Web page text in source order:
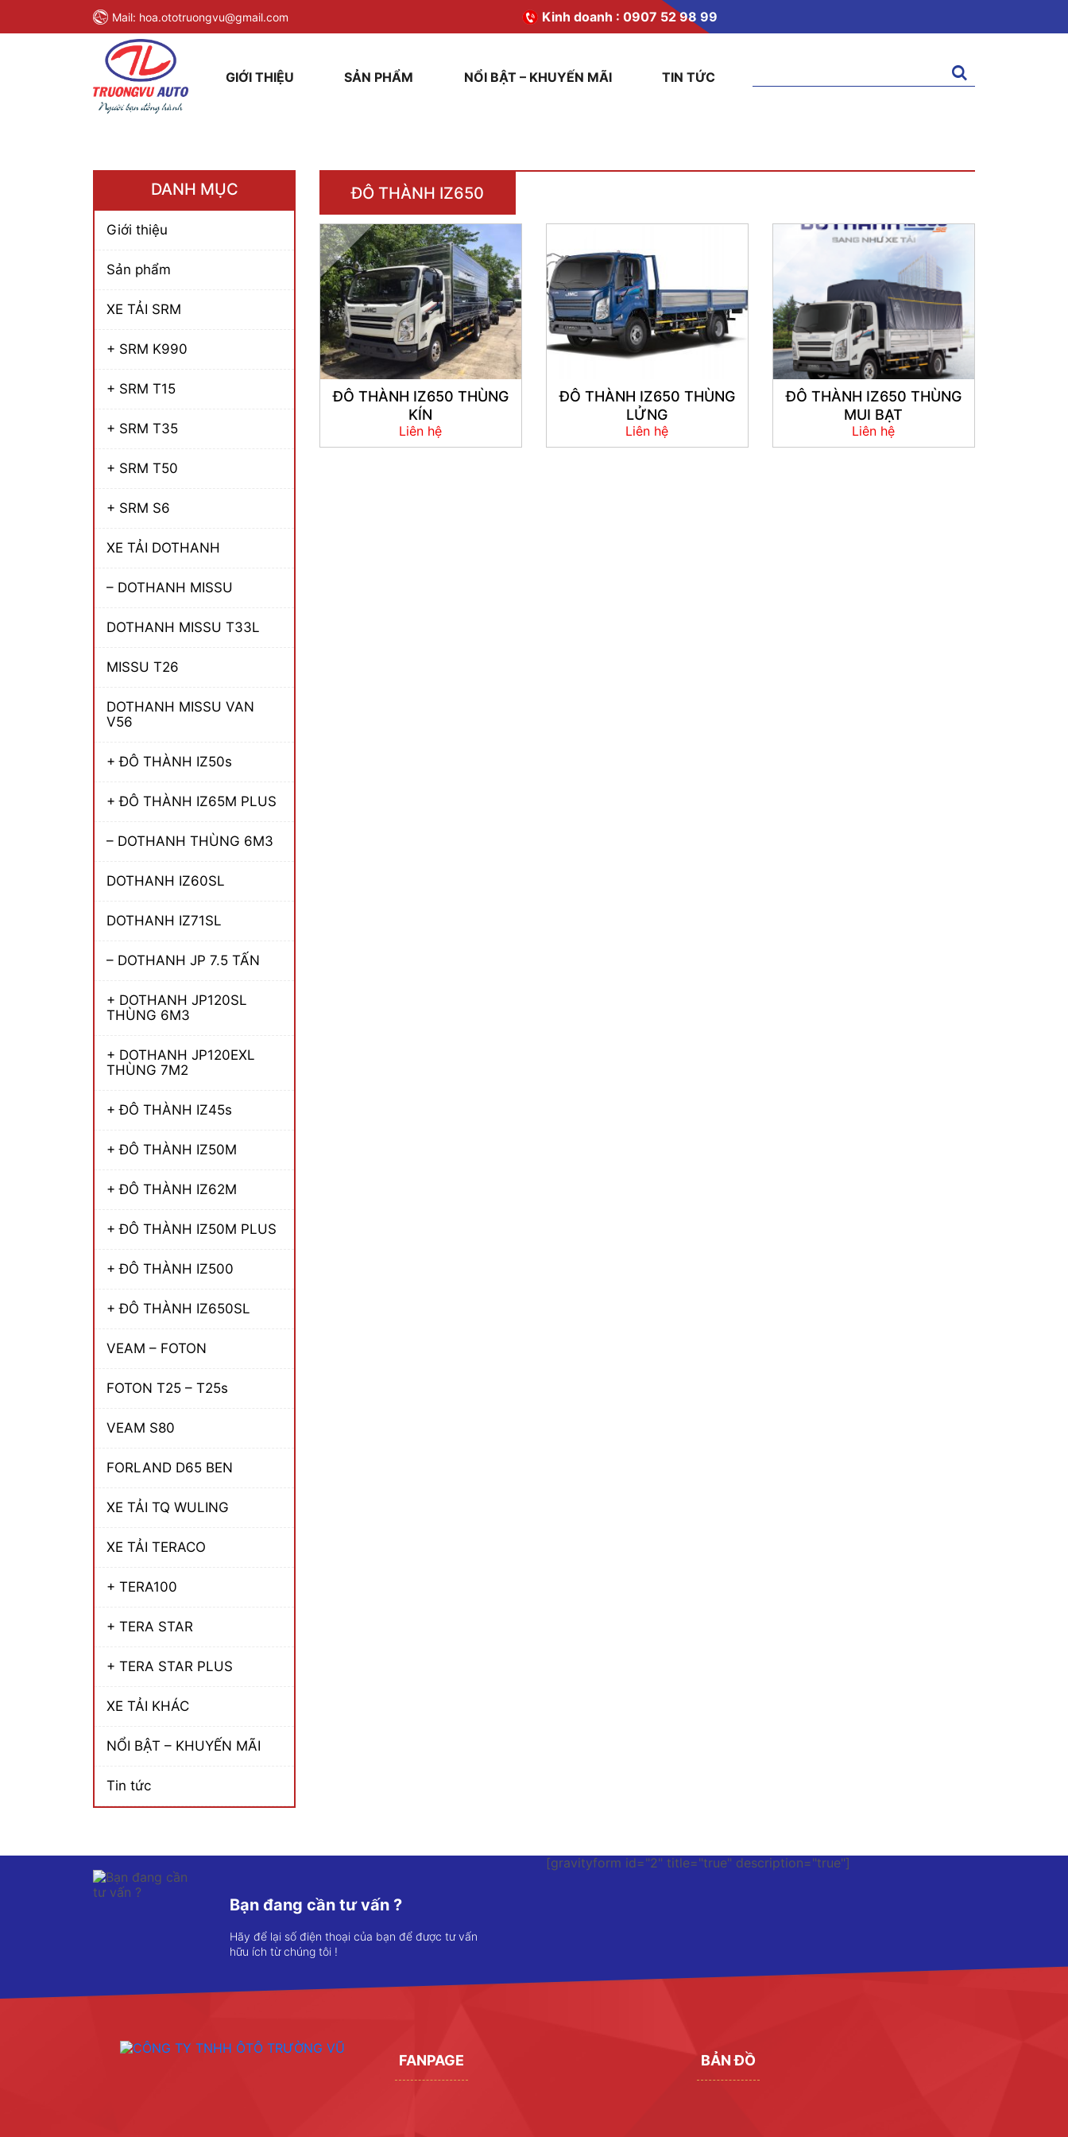
Mail: hoa.ototruongvu@gmail.com Kinh doanh : 0907 52 98 99
GIỚI THIỆU SẢN PHẨM NỔI BẬT – KHUYẾN MÃI TIN TỨC
kiếm:
DANH MỤC
Giới thiệu
Sản phẩm
XE TẢI SRM
+ SRM K990
+ SRM T15
+ SRM T35
+ SRM T50
+ SRM S6
XE TẢI DOTHANH
– DOTHANH MISSU
DOTHANH MISSU T33L
MISSU T26
DOTHANH MISSU VAN
V56
+ ĐÔ THÀNH IZ50s
+ ĐÔ THÀNH IZ65M PLUS
– DOTHANH THÙNG 6M3
DOTHANH IZ60SL
DOTHANH IZ71SL
– DOTHANH JP 7.5 TẤN
+ DOTHANH JP120SL
THÙNG 6M3
+ DOTHANH JP120EXL
THÙNG 7M2
+ ĐÔ THÀNH IZ45s
+ ĐÔ THÀNH IZ50M
+ ĐÔ THÀNH IZ62M
+ ĐÔ THÀNH IZ50M PLUS
+ ĐÔ THÀNH IZ500
+ ĐÔ THÀNH IZ650SL
VEAM – FOTON
FOTON T25 – T25s
VEAM S80
FORLAND D65 BEN
XE TẢI TQ WULING
XE TẢI TERACO
+ TERA100
+ TERA STAR
+ TERA STAR PLUS
XE TẢI KHÁC
NỔI BẬT – KHUYẾN MÃI
Tin tức
ĐÔ THÀNH IZ650
ĐÔ THÀNH IZ650 THÙNG
KÍN
Liên hệ
ĐÔ THÀNH IZ650 THÙNG
LỬNG
Liên hệ
ĐÔ THÀNH IZ650 THÙNG
MUI BẠT
Liên hệ
Bạn đang cần tư vấn ?
Hãy để lại số điện thoại của bạn để được tư vấn
hữu ích từ chúng tôi !
[gravityform id="2" title="true" description="true"]
FANPAGE BẢN ĐỒ